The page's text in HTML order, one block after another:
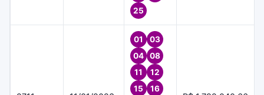
25
01
03
04
08
11
12
15
16